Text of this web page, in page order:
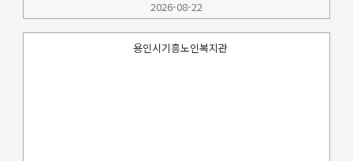
2026-08-22
용인시기흥노인복지관